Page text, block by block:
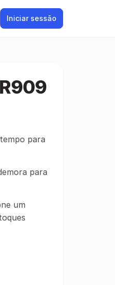
Iniciar sessão
para
para
um